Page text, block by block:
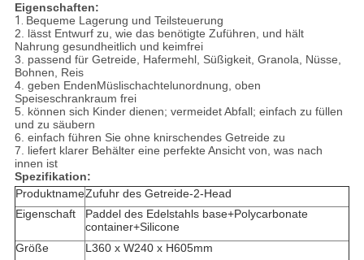
Eigenschaften:
1. Bequeme Lagerung und Teilsteuerung
2. lässt Entwurf zu, wie das benötigte Zuführen, und hält
Nahrung gesundheitlich und keimfrei
3. passend für Getreide, Hafermehl, Süßigkeit, Granola, Nüsse,
Bohnen, Reis
4. geben EndenMüslischachtelunordnung, oben
Speiseschrankraum frei
5. können sich Kinder dienen; vermeidet Abfall; einfach zu füllen
und zu säubern
6. einfach führen Sie ohne knirschendes Getreide zu
7. liefert klarer Behälter eine perfekte Ansicht von, was nach
innen ist
Spezifikation:
ProduktnameZufuhr des Getreide-2-Head
Eigenschaft
Paddel des Edelstahls base+Polycarbonate
container+Silicone
Größe
L360 x W240 x H605mm